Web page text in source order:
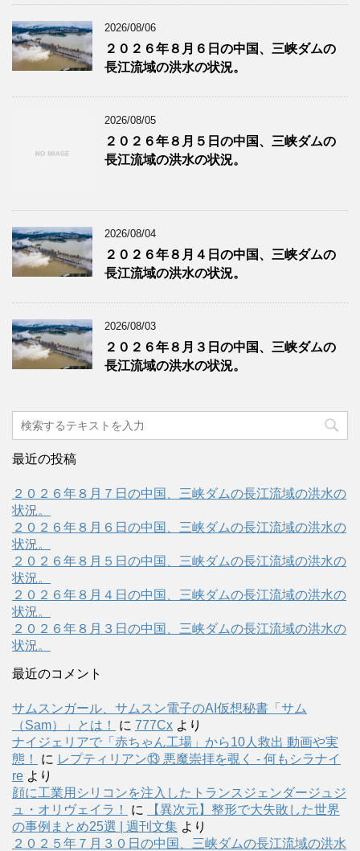
2026/08/06
２０２６年８月６日の中国、三峡ダムの
長江流域の洪水の状況。
2026/08/05
２０２６年８月５日の中国、三峡ダムの
長江流域の洪水の状況。
2026/08/04
２０２６年８月４日の中国、三峡ダムの
長江流域の洪水の状況。
2026/08/03
２０２６年８月３日の中国、三峡ダムの
長江流域の洪水の状況。
最近の投稿
２０２６年８月７日の中国、三峡ダムの長江流域の洪水の
状況。
２０２６年８月６日の中国、三峡ダムの長江流域の洪水の
状況。
２０２６年８月５日の中国、三峡ダムの長江流域の洪水の
状況。
２０２６年８月４日の中国、三峡ダムの長江流域の洪水の
状況。
２０２６年８月３日の中国、三峡ダムの長江流域の洪水の
状況。
最近のコメント
サムスンガール、サムスン電子のAI仮想秘書「サム
（Sam）」とは！
に 777Cx より
ナイジェリアで「赤ちゃん工場」から10人救出 動画や実
態！
に レプティリアン⑬ 悪魔崇拝を覗く - 何もシラナイ
re より
顔に工業用シリコンを注入したトランスジェンダージュジ
ュ・オリヴェイラ！
に
【異次元】整形で大失敗した世界
の事例まとめ25選 | 週刊文集 より
２０２５年７月３０日の中国、三峡ダムの長江流域の洪水